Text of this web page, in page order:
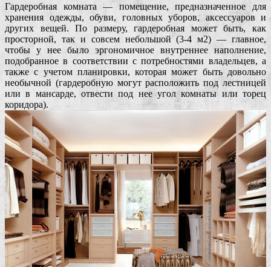
Гардеробная комната — помещение, предназначенное для
хранения одежды, обуви, головных уборов, аксессуаров и
других вещей. По размеру, гардеробная может быть, как
просторной, так и совсем небольшой (3-4 м2) — главное,
чтобы у нее было эргономичное внутреннее наполнение,
подобранное в соответствии с потребностями владельцев, а
также с учетом планировки, которая может быть довольно
необычной (гардеробную могут расположить под лестницей
или в мансарде, отвести под нее угол комнаты или торец
коридора).